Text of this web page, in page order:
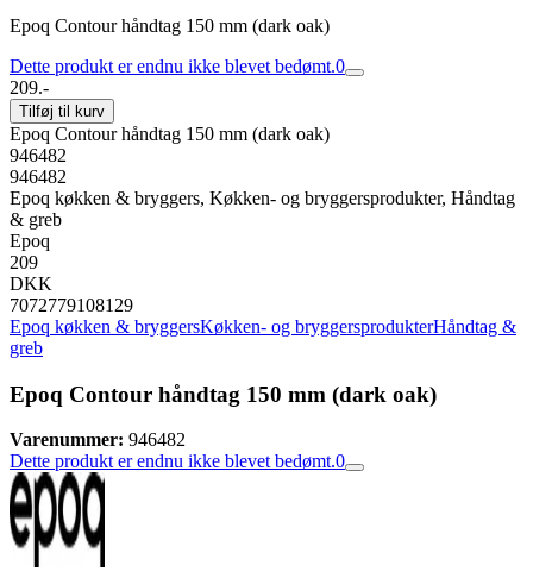
Epoq Contour håndtag 150 mm (dark oak)
Dette produkt er endnu ikke blevet bedømt.0
209.-
Tilføj til kurv
Epoq Contour håndtag 150 mm (dark oak)
946482
946482
Epoq køkken & bryggers, Køkken- og bryggersprodukter, Håndtag
& greb
Epoq
209
DKK
7072779108129
Epoq køkken & bryggersKøkken- og bryggersprodukterHåndtag &
greb
Epoq Contour håndtag 150 mm (dark oak)
Varenummer: 946482
Dette produkt er endnu ikke blevet bedømt.0